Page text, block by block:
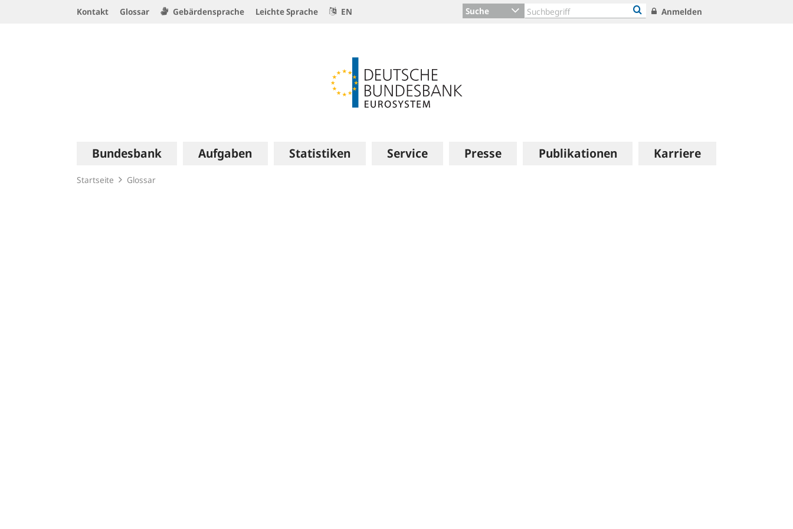
Kontakt Glossar Gebärdensprache Leichte Sprache EN Suche Anmelden
Hauptnavigation
Bundesbank Aufgaben Statistiken Service Presse Publikationen Karriere
Startseite Glossar